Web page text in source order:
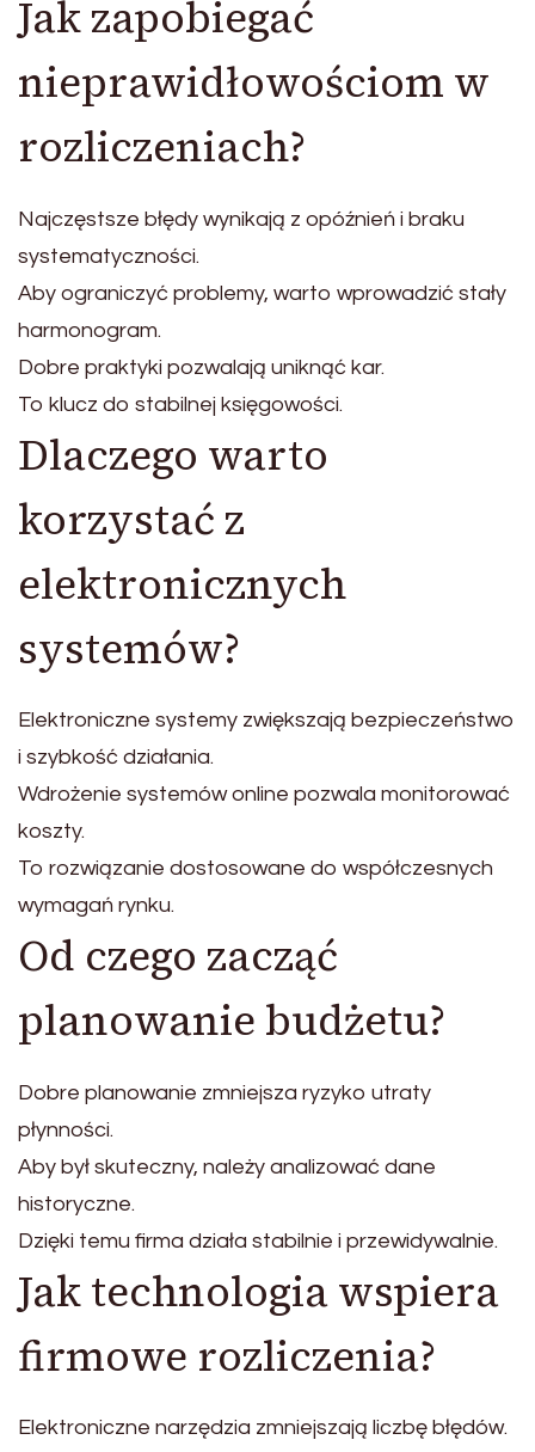
Jak zapobiegać
nieprawidłowościom w
rozliczeniach?
Najczęstsze błędy wynikają z opóźnień i braku
systematyczności.
Aby ograniczyć problemy, warto wprowadzić stały
harmonogram.
Dobre praktyki pozwalają uniknąć kar.
To klucz do stabilnej księgowości.
Dlaczego warto
korzystać z
elektronicznych
systemów?
Elektroniczne systemy zwiększają bezpieczeństwo
i szybkość działania.
Wdrożenie systemów online pozwala monitorować
koszty.
To rozwiązanie dostosowane do współczesnych
wymagań rynku.
Od czego zacząć
planowanie budżetu?
Dobre planowanie zmniejsza ryzyko utraty
płynności.
Aby był skuteczny, należy analizować dane
historyczne.
Dzięki temu firma działa stabilnie i przewidywalnie.
Jak technologia wspiera
firmowe rozliczenia?
Elektroniczne narzędzia zmniejszają liczbę błędów.